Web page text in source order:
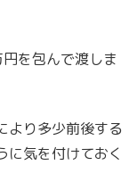
を包んで渡しま
より多少前後する
に気を付けておく